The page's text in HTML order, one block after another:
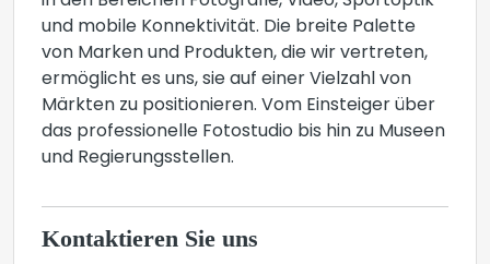
und mobile Konnektivität. Die breite Palette
von Marken und Produkten, die wir vertreten,
ermöglicht es uns, sie auf einer Vielzahl von
Märkten zu positionieren. Vom Einsteiger über
das professionelle Fotostudio bis hin zu Museen
und Regierungsstellen.
Kontaktieren Sie uns